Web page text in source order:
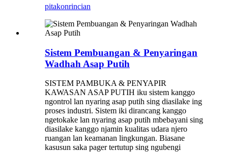
pitakonrincian
Sistem Pembuangan & Penyaringan
Wadhah Asap Putih
SISTEM PAMBUKA & PENYAPIR
KAWASAN ASAP PUTIH iku sistem kanggo
ngontrol lan nyaring asap putih sing diasilake ing
proses industri. Sistem iki dirancang kanggo
ngetokake lan nyaring asap putih mbebayani sing
diasilake kanggo njamin kualitas udara njero
ruangan lan keamanan lingkungan. Biasane
kasusun saka pager tertutup sing ngubengi